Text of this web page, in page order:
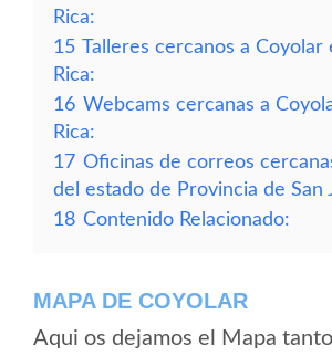
Rica:
15 Talleres cercanos a Coyolar
Rica:
16 Webcams cercanas a
Rica:
17 Oficinas de correos
del estado de Provincia de San
18 Contenido Relacionado:
MAPA DE COYOLAR
Aqui os dejamos el Mapa